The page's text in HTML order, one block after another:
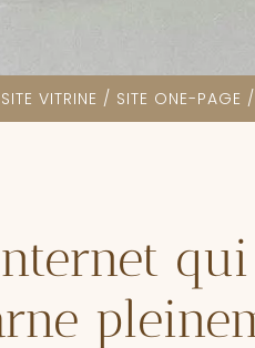
SITE VITRINE / SITE ONE-PAGE